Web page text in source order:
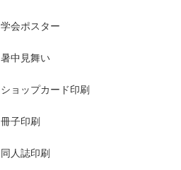
学会ポスター
暑中見舞い
ショップカード印刷
冊子印刷
同人誌印刷